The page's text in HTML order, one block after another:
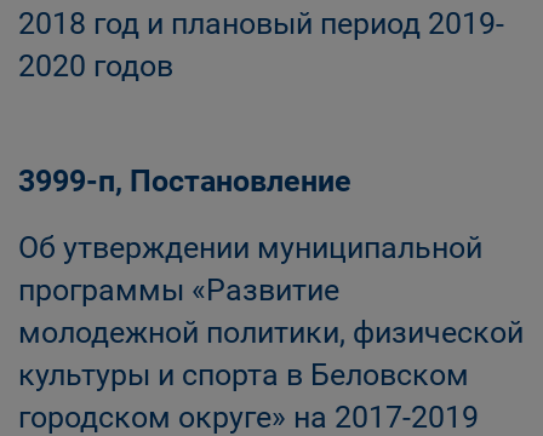
2018 год и плановый период 2019-
2020 годов
3999-п, Постановление
Об утверждении муниципальной
программы «Развитие
молодежной политики, физической
культуры и спорта в Беловском
городском округе» на 2017-2019